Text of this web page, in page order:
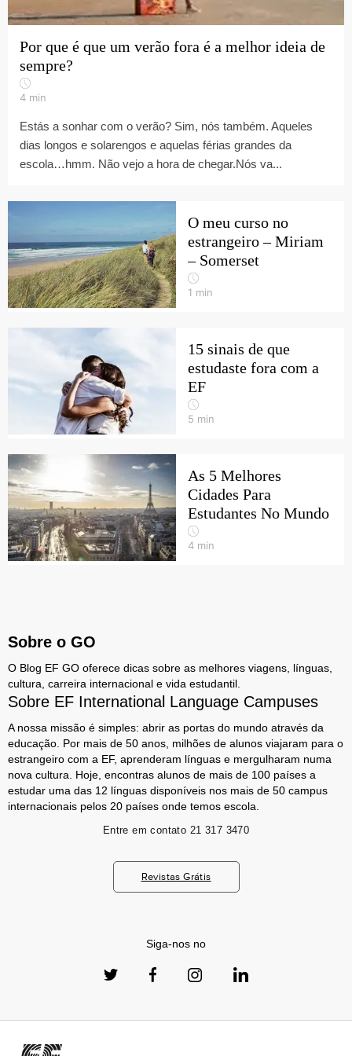
Por que é que um verão fora é a melhor ideia de
sempre?
4 min
Estás a sonhar com o verão? Sim, nós também. Aqueles
dias longos e solarengos e aquelas férias grandes da
escola…hmm. Não vejo a hora de chegar.Nós va...
O meu curso no
estrangeiro – Miriam
– Somerset
1 min
15 sinais de que
estudaste fora com a
EF
5 min
As 5 Melhores
Cidades Para
Estudantes No Mundo
4 min
Sobre o GO
O Blog EF GO oferece dicas sobre as melhores viagens, línguas,
cultura, carreira internacional e vida estudantil.
Sobre EF International Language Campuses
A nossa missão é simples: abrir as portas do mundo através da
educação. Por mais de 50 anos, milhões de alunos viajaram para o
estrangeiro com a EF, aprenderam línguas e mergulharam numa
nova cultura. Hoje, encontras alunos de mais de 100 países a
estudar uma das 12 línguas disponíveis nos mais de 50 campus
internacionais pelos 20 países onde temos escola.
Entre em contato 21 317 3470
Revistas Grátis
Siga-nos no